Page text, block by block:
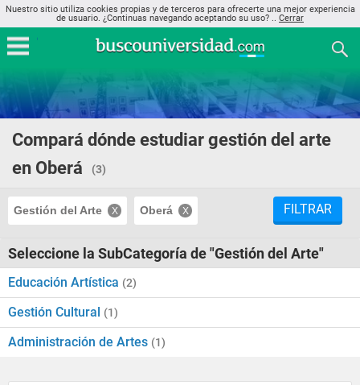
Nuestro sitio utiliza cookies propias y de terceros para ofrecerte una mejor experiencia
de usuario. ¿Continuas navegando aceptando su uso? .. Cerrar
Compará dónde estudiar gestión del arte
en Oberá
(3)
Gestión del Arte Oberá FILTRAR
Seleccione la SubCategoría de "Gestión del Arte"
Educación Artística (2)
Gestión Cultural (1)
Administración de Artes (1)